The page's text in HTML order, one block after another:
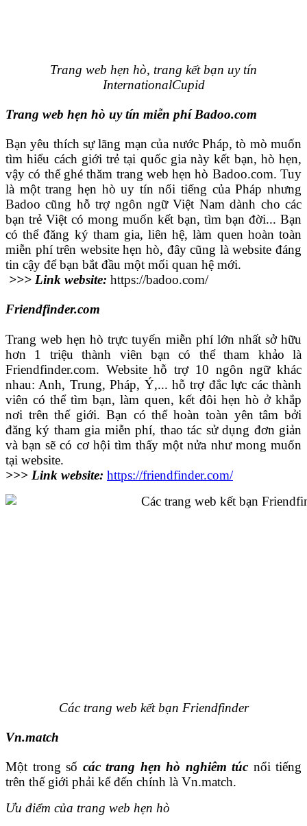
Trang web hẹn hò, trang kết bạn uy tín
InternationalCupid
Trang web hẹn hò uy tín miễn phí Badoo.com
Bạn yêu thích sự lãng mạn của nước Pháp, tò mò muốn
tìm hiểu cách giới trẻ tại quốc gia này kết bạn, hò hẹn,
vậy có thể ghé thăm trang web hẹn hò Badoo.com. Tuy
là một trang hẹn hò uy tín nổi tiếng của Pháp nhưng
Badoo cũng hỗ trợ ngôn ngữ Việt Nam dành cho các
bạn trẻ Việt có mong muốn kết bạn, tìm bạn đời... Bạn
có thể đăng ký tham gia, liên hệ, làm quen hoàn toàn
miễn phí trên website hẹn hò, đây cũng là website đáng
tin cậy để bạn bắt đầu một mối quan hệ mới.
>>> Link website: https://badoo.com/
Friendfinder.com
Trang web hẹn hò trực tuyến miễn phí lớn nhất sở hữu
hơn 1 triệu thành viên bạn có thể tham khảo là
Friendfinder.com. Website hỗ trợ 10 ngôn ngữ khác
nhau: Anh, Trung, Pháp, Ý,... hỗ trợ đắc lực các thành
viên có thể tìm bạn, làm quen, kết đôi hẹn hò ở khắp
nơi trên thế giới. Bạn có thể hoàn toàn yên tâm bởi
đăng ký tham gia miễn phí, thao tác sử dụng đơn giản
và bạn sẽ có cơ hội tìm thấy một nửa như mong muốn
tại website.
>>> Link website: https://friendfinder.com/
Các trang web kết bạn Friendfinder
Vn.match
Một trong số các trang hẹn hò nghiêm túc nổi tiếng
trên thế giới phải kể đến chính là Vn.match.
Ưu điểm của trang web hẹn hò